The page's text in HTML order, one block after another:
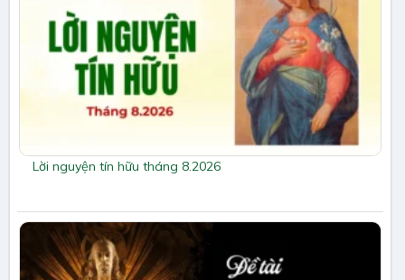
Lời nguyện tín hữu tháng 8.2026